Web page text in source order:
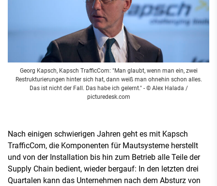
Georg Kapsch, Kapsch TrafficCom: "Man glaubt, wenn man ein, zwei
Restrukturierungen hinter sich hat, dann weiß man ohnehin schon alles.
Das ist nicht der Fall. Das habe ich gelernt."- © Alex Halada /
picturedesk.com
Nach einigen schwierigen Jahren geht es mit Kapsch
TrafficCom, die Komponenten für Mautsysteme herstellt
und von der Installation bis hin zum Betrieb alle Teile der
Supply Chain bedient, wieder bergauf: In den letzten drei
Quartalen kann das Unternehmen nach dem Absturz von